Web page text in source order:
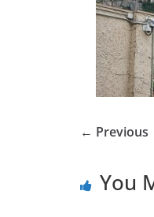
← Previous
You